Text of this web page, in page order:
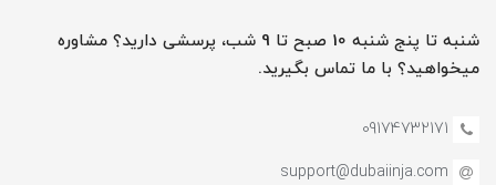
شنبه تا پنج شنبه 10 صبح تا 9 شب، پرسشی دارید؟ مشاوره
میخواهید؟ با ما تماس بگیرید.
09174732171
support@dubaiinja.com